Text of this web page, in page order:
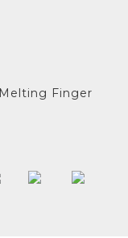
Melting Finger